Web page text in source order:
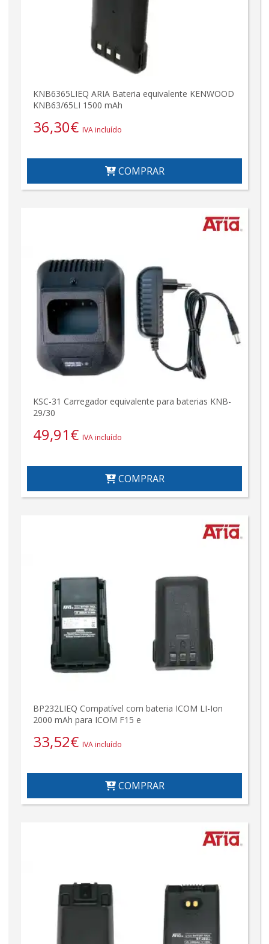
KNB6365LIEQ ARIA Bateria equivalente KENWOOD
KNB63/65LI 1500 mAh
36,30€ IVA incluído
COMPRAR
KSC-31 Carregador equivalente para baterias KNB-
29/30
49,91€ IVA incluído
COMPRAR
BP232LIEQ Compatível com bateria ICOM LI-Ion
2000 mAh para ICOM F15 e
33,52€ IVA incluído
COMPRAR